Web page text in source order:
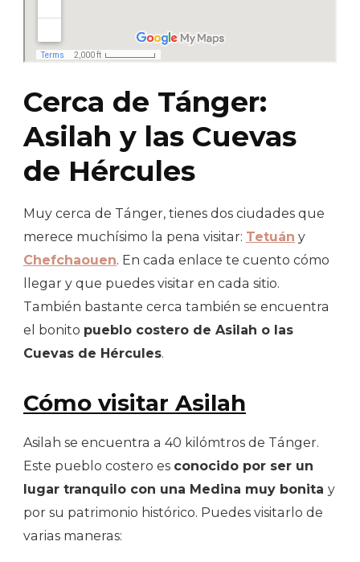
Cerca de Tánger:
Asilah y las Cuevas
de Hércules
Muy cerca de Tánger, tienes dos ciudades que
merece muchísimo la pena visitar: Tetuán y
Chefchaouen. En cada enlace te cuento cómo
llegar y que puedes visitar en cada sitio.
También bastante cerca también se encuentra
el bonito pueblo costero de Asilah o las
Cuevas de Hércules.
Cómo visitar Asilah
Asilah se encuentra a 40 kilómtros de Tánger.
Este pueblo costero es conocido por ser un
lugar tranquilo con una Medina muy bonita y
por su patrimonio histórico. Puedes visitarlo de
varias maneras: